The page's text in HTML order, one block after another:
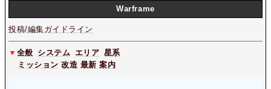
Warframe
投稿/編集ガイドライン
▼ 全般 システム エリア 星系
ミッション 改造 最新 案内